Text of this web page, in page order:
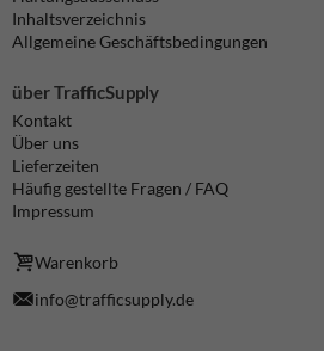
Inhaltsverzeichnis
Allgemeine Geschäftsbedingungen
über TrafficSupply
Kontakt
Über uns
Lieferzeiten
Häufig gestellte Fragen / FAQ
Impressum
Warenkorb
info@trafficsupply.de